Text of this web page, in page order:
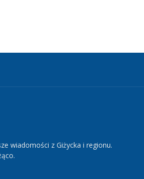
wiadomości z Giżycka i regionu.